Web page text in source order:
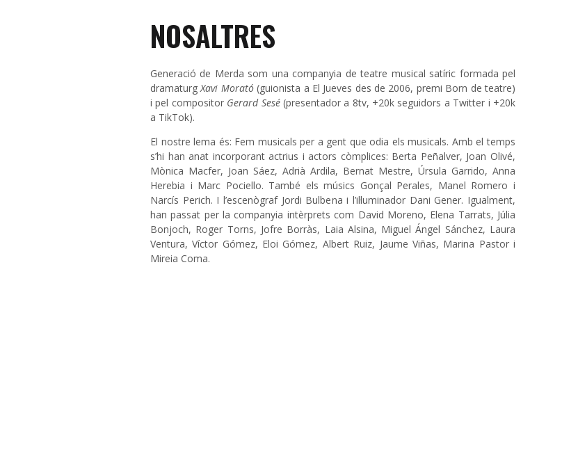
NOSALTRES
Generació de Merda som una companyia de teatre musical satíric formada pel
dramaturgXavi Morató(guionista a El Jueves des de 2006, premi Born de teatre)
i pel compositorGerard Sesé(presentador a 8tv, +20k seguidors a Twitter i +20k
a TikTok).
El nostre lema és: Fem musicals per a gent que odia els musicals. Amb el temps
s’hi han anat incorporant actrius i actors còmplices: Berta Peñalver, Joan Olivé,
Mònica Macfer, Joan Sáez, Adrià Ardila, Bernat Mestre, Úrsula Garrido, Anna
Herebia i Marc Pociello. També els músics Gonçal Perales, Manel Romero i
Narcís Perich. I l’escenògraf Jordi Bulbena i l’il·luminador Dani Gener. Igualment,
han passat per la companyia intèrprets com David Moreno, Elena Tarrats, Júlia
Bonjoch, Roger Torns, Jofre Borràs, Laia Alsina, Miguel Ángel Sánchez, Laura
Ventura, Víctor Gómez, Eloi Gómez, Albert Ruiz, Jaume Viñas, Marina Pastor i
Mireia Coma.